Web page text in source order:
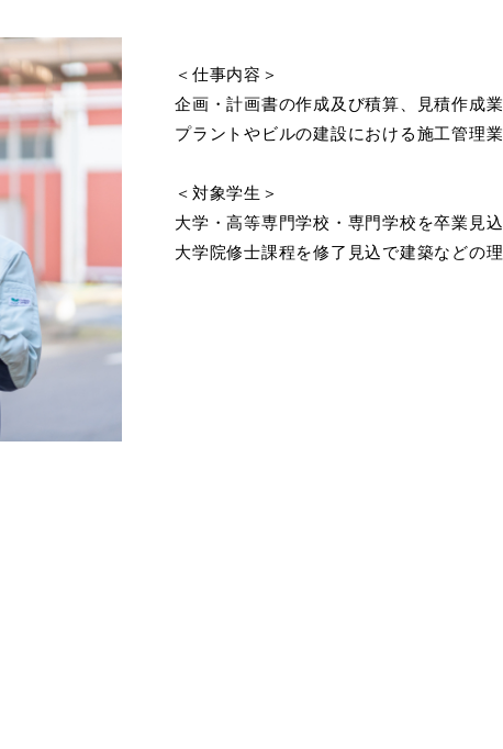
＜仕事内容＞
企画・計画書の作成及び積算、見積作成
プラントやビルの建設における施工管理
＜対象学生＞
大学・高等専門学校・専門学校を卒業見
大学院修士課程を修了見込で建築などの